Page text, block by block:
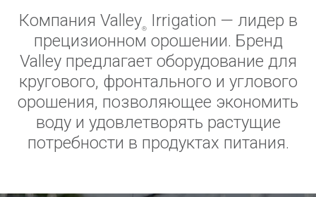
Компания Valley®
Irrigation — лидер в
прецизионном орошении. Бренд
Valley предлагает оборудование для
кругового, фронтального и углового
орошения, позволяющее экономить
воду и удовлетворять растущие
потребности в продуктах питания.